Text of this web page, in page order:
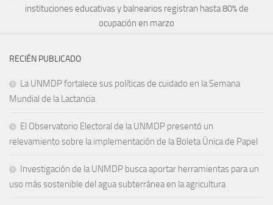
instituciones educativas y balnearios registran hasta 80% de
ocupación en marzo
RECIÉN PUBLICADO
La UNMDP fortalece sus políticas de cuidado en la Semana
Mundial de la Lactancia
El Observatorio Electoral de la UNMDP presentó un
relevamiento sobre la implementación de la Boleta Única de Papel
Investigación de la UNMDP busca aportar herramientas para un
uso más sostenible del agua subterránea en la agricultura